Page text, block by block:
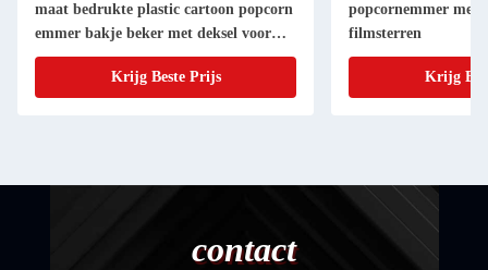
maat bedrukte plastic cartoon popcorn
emmer bakje beker met deksel voor
promotie
Krijg Beste Prijs
popcornemmer met
filmsterren
Krijg
contact